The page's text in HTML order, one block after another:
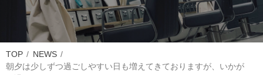
TOP
NEWS
朝夕は少しずつ過ごしやすい日も増えてきておりますが、いかが